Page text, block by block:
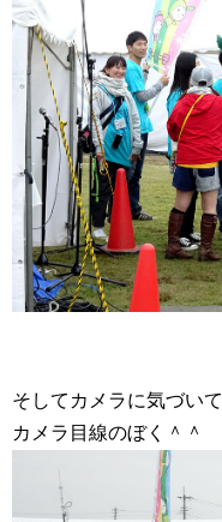
そしてカメラに気づいて
カメラ目線のぼく＾＾